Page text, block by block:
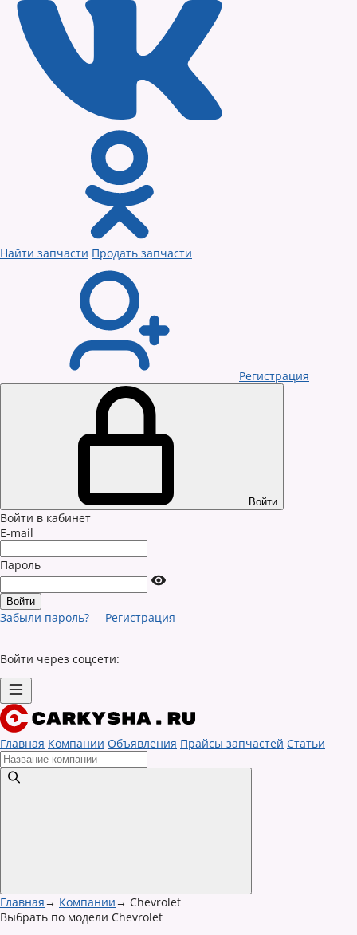
Найти запчасти Продать запчасти
Регистрация
Войти
Войти в кабинет
E-mail
Пароль
Забыли пароль? Регистрация
Войти через соцсети:
Главная Компании Объявления Прайсы запчастей Статьи
Главная→ Компании→ Chevrolet
Выбрать по модели Chevrolet